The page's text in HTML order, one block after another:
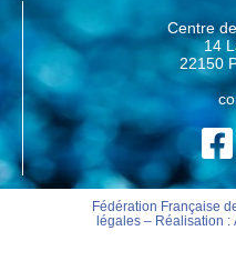
Centre
14
22150
Fédération Française
légales– Réalisation :